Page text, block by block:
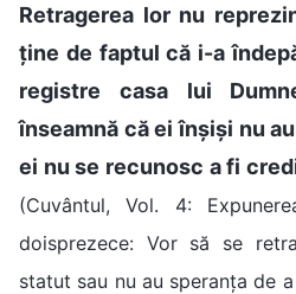
Retragerea lor nu
ține de faptul că i-a
registre casa lui
înseamnă că ei înșiși nu
ei nu se recunosc a fi
(Cuvântul, Vol. 4:
doisprezece: Vor să se
statut sau nu au speranța de